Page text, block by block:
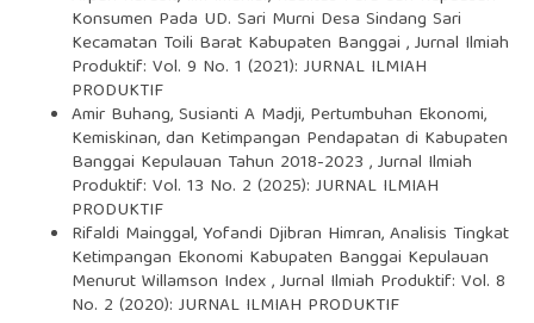
Konsumen Pada UD. Sari Murni Desa Sindang Sari
Kecamatan Toili Barat Kabupaten Banggai ,Jurnal Ilmiah
Produktif: Vol. 9 No. 1 (2021): JURNAL ILMIAH
PRODUKTIF
Amir Buhang, Susianti A Madji, Pertumbuhan Ekonomi,
Kemiskinan, dan Ketimpangan Pendapatan di Kabupaten
Banggai Kepulauan Tahun 2018-2023 ,Jurnal Ilmiah
Produktif: Vol. 13 No. 2 (2025): JURNAL ILMIAH
PRODUKTIF
Rifaldi Mainggal, Yofandi Djibran Himran,Analisis Tingkat
Ketimpangan Ekonomi Kabupaten Banggai Kepulauan
Menurut Willamson Index,Jurnal Ilmiah Produktif: Vol. 8
No. 2 (2020): JURNAL ILMIAH PRODUKTIF